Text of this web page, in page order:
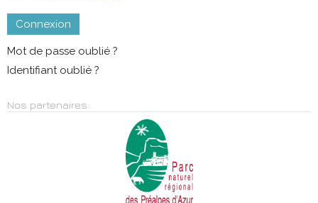
Connexion
Mot de passe oublié ?
Identifiant oublié ?
Nos partenaires